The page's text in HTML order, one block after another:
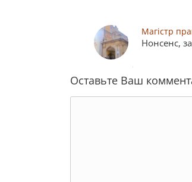
Магістр
Нонсенс,
Оставьте Ваш